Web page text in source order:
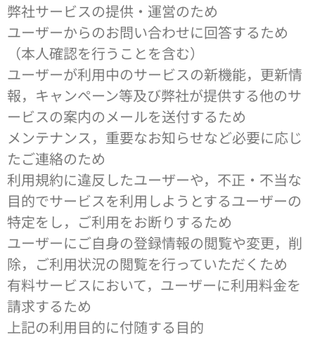
弊社サービスの提供・運営のため
ユーザーからのお問い合わせに回答するため
（本人確認を行うことを含む）
ユーザーが利用中のサービスの新機能，更新情
報，キャンペーン等及び弊社が提供する他のサ
ービスの案内のメールを送付するため
メンテナンス，重要なお知らせなど必要に応じ
たご連絡のため
利用規約に違反したユーザーや，不正・不当な
目的でサービスを利用しようとするユーザーの
特定をし，ご利用をお断りするため
ユーザーにご自身の登録情報の閲覧や変更，削
除，ご利用状況の閲覧を行っていただくため
有料サービスにおいて，ユーザーに利用料金を
請求するため
上記の利用目的に付随する目的